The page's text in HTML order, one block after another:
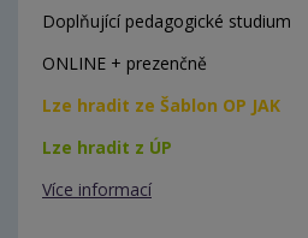
Doplňující pedagogické studium
ONLINE + prezenčně
Lze hradit ze Šablon OP JAK
Lze hradit z ÚP
Více informací